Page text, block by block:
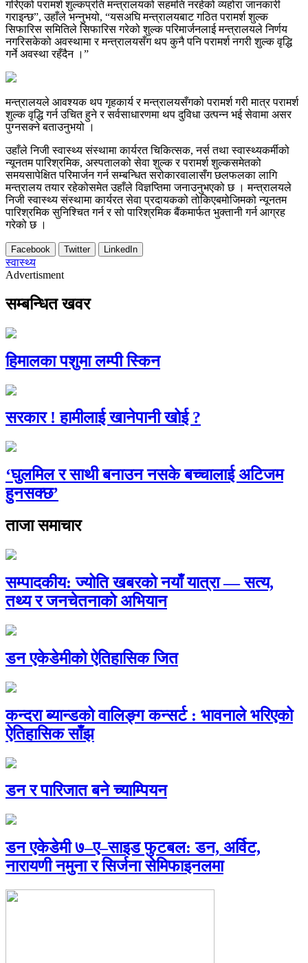
गरिएको परामर्श शुल्कप्रति मन्त्रालयको सहमति नरहेको व्यहोरा जानकारी
गराइन्छ”, उहाँले भन्नुभयो, “यसअघि मन्त्रालयबाट गठित परामर्श शुल्क
सिफारिस समितिले सिफारिस गरेको शुल्क परिमार्जनलाई मन्त्रालयले निर्णय
नगरिसकेको अवस्थामा र मन्त्रालयसँग थप कुनै पनि परामर्श नगरी शुल्क वृद्धि
गर्ने अवस्था रहँदैन ।”
मन्त्रालयले आवश्यक थप गृहकार्य र मन्त्रालयसँगको परामर्श गरी मात्र परामर्श
शुल्क वृद्धि गर्न उचित हुने र सर्वसाधारणमा थप दुविधा उत्पन्न भई सेवामा असर
पुग्नसक्ने बताउनुभयो ।
उहाँले निजी स्वास्थ्य संस्थामा कार्यरत चिकित्सक, नर्स तथा स्वास्थ्यकर्मीको
न्यूनतम पारिश्रमिक, अस्पतालको सेवा शुल्क र परामर्श शुल्कसमेतको
समयसापेक्षित परिमार्जन गर्न सम्बन्धित सरोकारवालासँग छलफलका लागि
मन्त्रालय तयार रहेकोसमेत उहाँले विज्ञप्तिमा जनाउनुभएको छ । मन्त्रालयले
निजी स्वास्थ्य संस्थामा कार्यरत सेवा प्रदायकको तोकिएबमोजिमको न्यूनतम
पारिश्रमिक सुनिश्चित गर्न र सो पारिश्रमिक बैंकमार्फत भुक्तानी गर्न आग्रह
गरेको छ ।
Facebook Twitter LinkedIn
स्वास्थ्य
Advertisment
सम्बन्धित खवर
हिमालका पशुमा लम्पी स्किन
सरकार ! हामीलाई खानेपानी खोई ?
‘घुलमिल र साथी बनाउन नसके बच्चालाई अटिजम
हुनसक्छ’
ताजा समाचार
सम्पादकीय: ज्योति खबरको नयाँ यात्रा — सत्य,
तथ्य र जनचेतनाको अभियान
डन एकेडेमीको ऐतिहासिक जित
कन्दरा ब्यान्डको वालिङ्ग कन्सर्ट : भावनाले भरिएको
ऐतिहासिक साँझ
डन र पारिजात बने च्याम्पियन
डन एकेडेमी ७–ए–साइड फुटबल: डन, अर्विट,
नारायणी नमुना र सिर्जना सेमिफाइनलमा